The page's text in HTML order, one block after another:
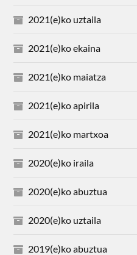
2021(e)ko uztaila
2021(e)ko ekaina
2021(e)ko maiatza
2021(e)ko apirila
2021(e)ko martxoa
2020(e)ko iraila
2020(e)ko abuztua
2020(e)ko uztaila
2019(e)ko abuztua